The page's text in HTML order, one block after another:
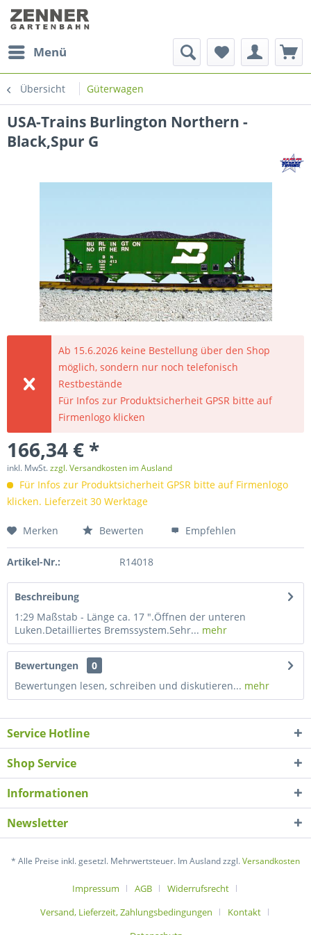
Menü
Übersicht Güterwagen
USA-Trains Burlington Northern -
Black,Spur G
Ab 15.6.2026 keine Bestellung über den Shop
möglich, sondern nur noch telefonisch
Restbestände
Für Infos zur Produktsicherheit GPSR bitte auf
Firmenlogo klicken
166,34 € *
inkl. MwSt.zzgl. Versandkosten im Ausland
Für Infos zur Produktsicherheit GPSR bitte auf Firmenlogo
klicken. Lieferzeit 30 Werktage
Merken Bewerten Empfehlen
Artikel-Nr.: R14018
Beschreibung
1:29 Maßstab - Länge ca. 17 ".Öffnen der unteren
Luken.Detailliertes Bremssystem.Sehr... mehr
Bewertungen
0
Bewertungen lesen, schreiben und diskutieren... mehr
Service Hotline
Shop Service
Informationen
Newsletter
* Alle Preise inkl. gesetzl. Mehrwertsteuer. Im Ausland zzgl.Versandkosten
Impressum AGB
Widerrufsrecht
Versand, Lieferzeit, Zahlungsbedingungen
Kontakt